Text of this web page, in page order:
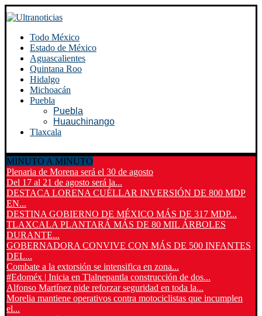
Todo México
Estado de México
Aguascalientes
Quintana Roo
Hidalgo
Michoacán
Puebla
Puebla
Huauchinango
Tlaxcala
MINUTO A MINUTO
Plenaria de Morena será el 30 de agosto
Del 17 al 21 de agosto será la...
DESTACA LORENA CUÉLLAR INVERSIÓN DE 800 MDP
EN...
DESTINA GOBIERNO DE MÉXICO MÁS DE 317 MDP...
TLAXCALA PLANTARÁ MÁS DE 80 MIL ÁRBOLES
DURANTE...
GOBERNADORA CONVIVE CON MÁS DE 500 INFANTES
DEL...
Combate a la extorsión se intensifica en zona...
#Edoméx | Inicia en Tlalnepantla construcción de dos...
Alfonso Martínez pide reforzar seguridad en toda la...
Morelia mantiene operativos contra motociclistas que incumplen
el...